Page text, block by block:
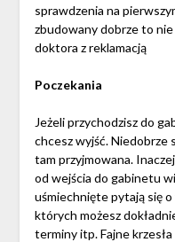
sprawdzenia na
zbudowany dobrze to
doktora z reklamacją
Poczekania
Jeżeli przychodzisz do
chcesz wyjść. Niedobrze
tam przyjmowana.
od wejścia do gabinetu
uśmiechnięte pytają się o
których możesz
terminy itp. Fajne